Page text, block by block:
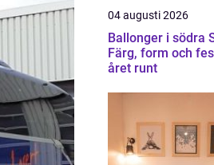
04 augusti 2026
Ballonger i södra
Färg, form och
året runt